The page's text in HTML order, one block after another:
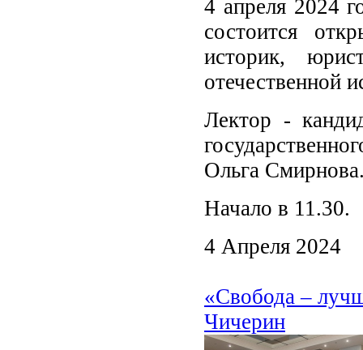
4 апреля 2024
состоится
историк,
отечественной
Лектор -
Ольга
Начало в 11.30.
4 Апреля 2024
«Свобода –
Чичерин